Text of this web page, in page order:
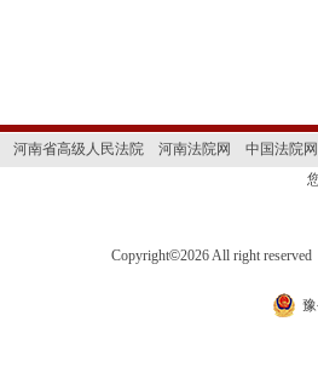
河南省高级人民法院 河南法院网
中国法院网
Copyright©2026 All right